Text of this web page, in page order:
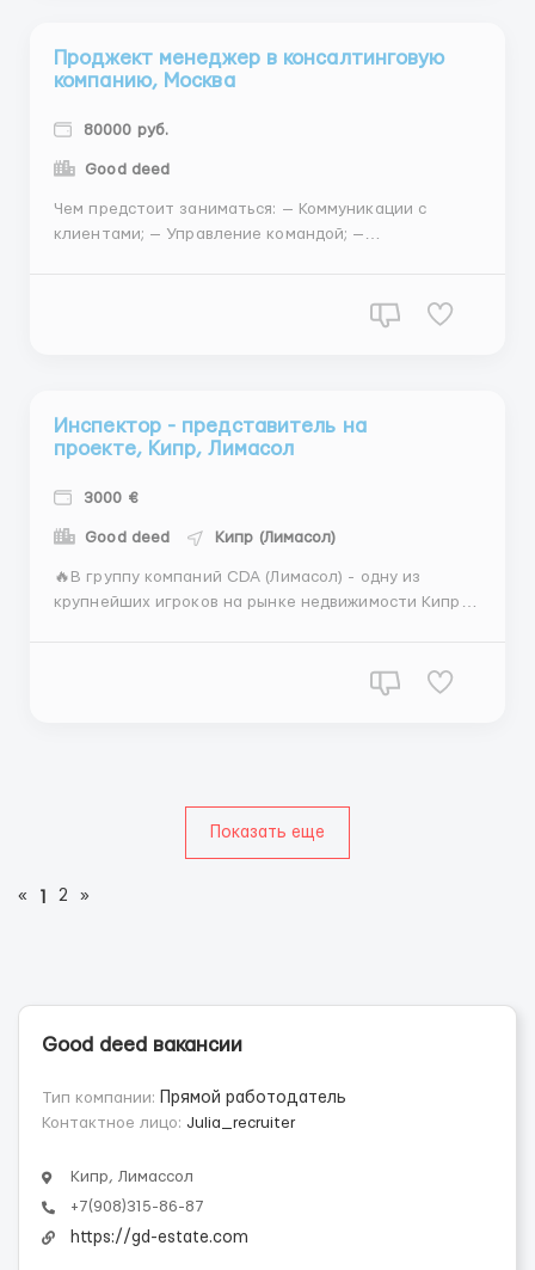
Проджект менеджер в консалтинговую
компанию, Москва
80000 руб.
Good deed
Чем предстоит заниматься: — Коммуникации с
клиентами; — Управление командой; —
Инспектор - представитель на
проекте, Кипр, Лимасол
3000 €
Good deed Кипр (Лимасол)
🔥В группу компаний CDA (Лимасол) - одну из
крупнейших игроков на рынке недвижимости Кипра
управление подрядчиками на локальных ремонтных
Показать еще
« 2 »
Good deed вакансии
Тип компании:
Прямой работодатель
Контактное лицо: Julia_recruiter
Кипр, Лимассол
+7(908)315-86-87
https://gd-estate.com